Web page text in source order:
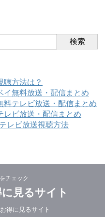
検索
聴方法は？
イ無料放送・配信まとめ
料テレビ放送・配信まとめ
レビ放送・配信まとめ
レビ放送視聴方法
チェック
見るサイト
得に見るサイト